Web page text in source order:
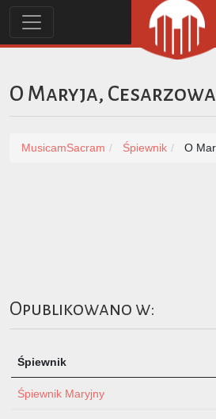
O Maryja, Cesarzowa
MusicamSacram Śpiewnik O
Opublikowano w:
Śpiewnik
Śpiewnik Maryjny